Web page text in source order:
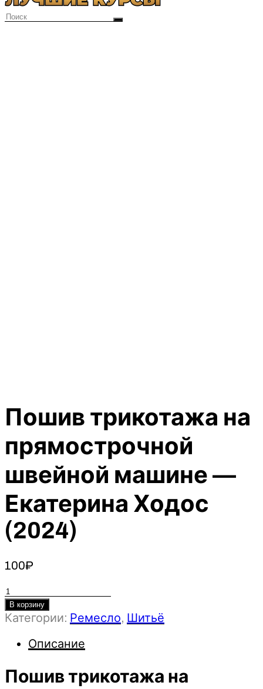
Пошив трикотажа на
прямострочной
швейной машине —
Екатерина Ходос
(2024)
100₽
Количество
товара
Пошив
на
швейной
В корзину
Категории: Ремесло, Шитьё
Описание
Пошив трикотажа на